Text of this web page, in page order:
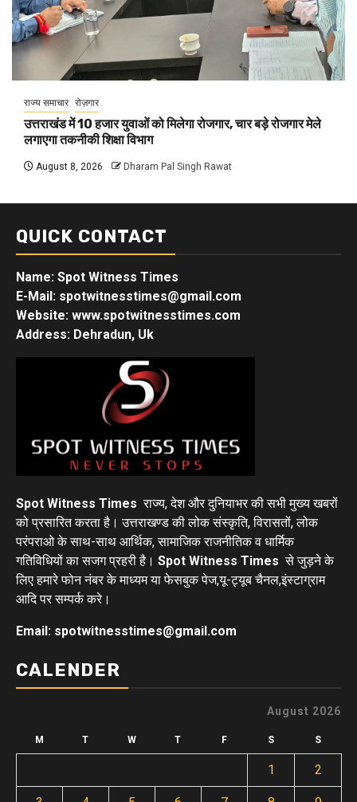
राज्य समाचार रोज़गार
उत्तराखंड में 10 हजार युवाओं को मिलेगा रोजगार, चार बड़े रोजगार मेले
लगाएगा तकनीकी शिक्षा विभाग
August 8, 2026 Dharam Pal Singh Rawat
QUICK CONTACT
Name: Spot Witness Times
E-Mail: spotwitnesstimes@gmail.com
Website: www.spotwitnesstimes.com
Address: Dehradun, Uk
Spot Witness Times राज्य, देश और दुनियाभर की सभी मुख्य खबरों
को प्रसारित करता है। उत्तराखण्ड की लोक संस्कृति, विरासतों, लोक
परंपराओ के साथ-साथ आर्थिक, सामाजिक राजनीतिक व धार्मिक
गतिविधियों का सजग प्रहरी है। Spot Witness Times से जुड़ने के
लिए हमारे फोन नंबर के माध्यम या फेसबुक पेज,यू-ट्यूब चैनल,इंस्टाग्राम
आदि पर सम्पर्क करे।
Email: spotwitnesstimes@gmail.com
CALENDER
August 2026
M T W T F S S
1 2